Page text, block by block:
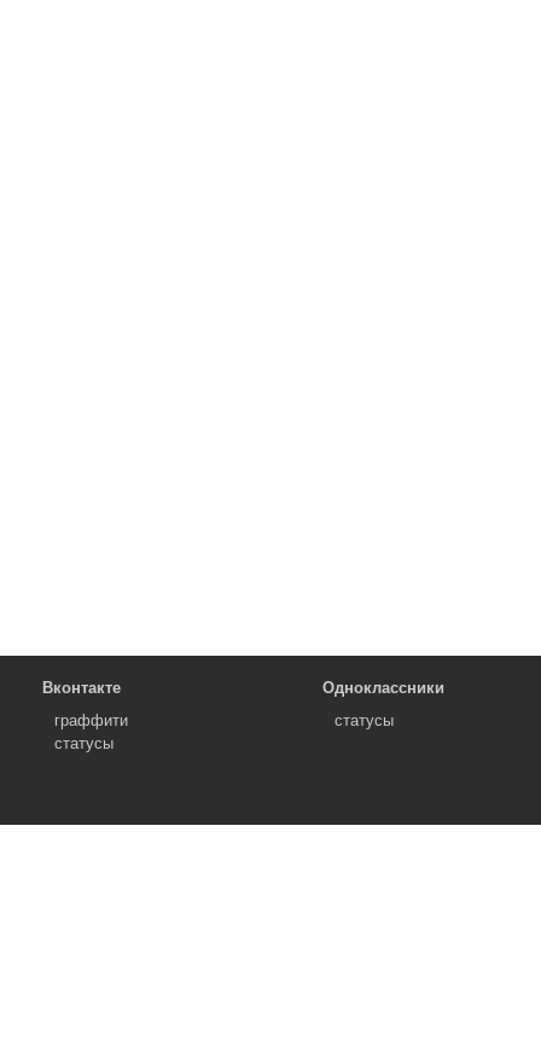
Вконтакте
граффити
статусы
Одноклассники
статусы